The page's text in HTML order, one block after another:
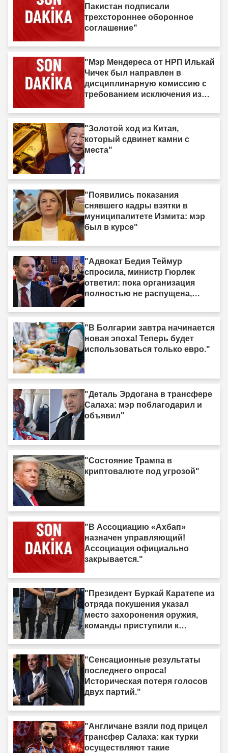
Пакистан подписали
трехстороннее оборонное
соглашение"
"Мэр Мендереса от НРП Илькай
Чичек был направлен в
дисциплинарную комиссию с
требованием исключения из
"Золотой ход из Китая,
который сдвинет камни с
места"
"Появились показания
снявшего кадры взятки в
муниципалитете Измита: мэр
был в курсе"
"Адвокат Бедия Теймур
спросила, министр Гюрлек
ответил: пока организация
полностью не распущена,
"В Болгарии завтра начинается
новая эпоха! Теперь будет
использоваться только евро."
"Деталь Эрдогана в трансфере
Салаха: мэр поблагодарил и
объявил"
"Состояние Трампа в
криптовалюте под угрозой"
"В Ассоциацию «Ахбап»
назначен управляющий!
Ассоциация официально
закрывается."
"Президент Буркай Каратепе из
отряда покушения указал
место захоронения оружия,
команды приступили к
"Сенсационные результаты
последнего опроса!
Историческая потеря голосов
двух партий."
"Англичане взяли под прицел
трансфер Салаха: как турки
осуществляют такие